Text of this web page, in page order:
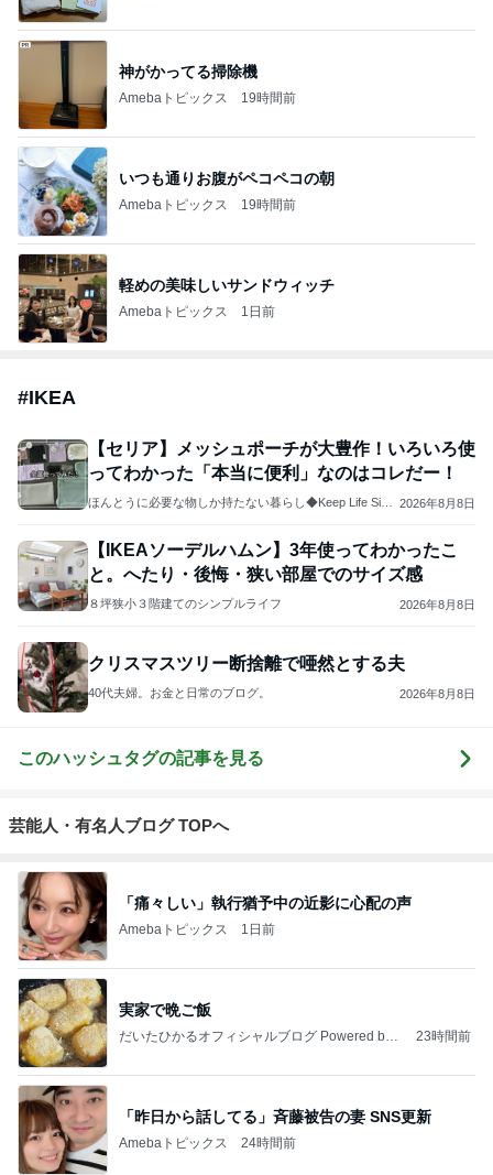
神がかってる掃除機
Amebaトピックス 19時間前
いつも通りお腹がペコペコの朝
Amebaトピックス 19時間前
軽めの美味しいサンドウィッチ
Amebaトピックス 1日前
#IKEA
【セリア】メッシュポーチが大豊作！いろいろ使
ってわかった「本当に便利」なのはコレだー！
ほんとうに必要な物しか持たない暮らし◆Keep Life Simpl 2026年8月8日
【IKEAソーデルハムン】3年使ってわかったこ
と。へたり・後悔・狭い部屋でのサイズ感
８坪狭小３階建てのシンプルライフ 2026年8月8日
クリスマスツリー断捨離で唖然とする夫
40代夫婦。お金と日常のブログ。 2026年8月8日
このハッシュタグの記事を見る
芸能人・有名人ブログ TOPへ
「痛々しい」執行猶予中の近影に心配の声
Amebaトピックス 1日前
実家で晩ご飯
だいたひかるオフィシャルブログ Powered by
23時間前
「昨日から話してる」斉藤被告の妻 SNS更新
Amebaトピックス 24時間前